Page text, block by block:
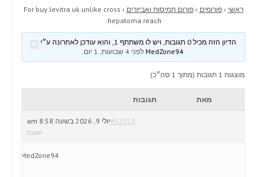
ראשי › פורומים › פורום תמיסות ואביזרים ›
For buy levitra uk unlike cross
hepatoma reach.
הדיון הזה מכיל 0 תגובות, ויש לו משתתף 1, והוא עודכן לאחרונה ע״י
MedZone94
לפני 4 שבועות, 1 יום .
מוצגות 1 תגובות (מתוך 1 סה״כ)
מאת תגובות
יולי 9, 2026 בשעה 8:58 am#52553
תגובה
MedZone94